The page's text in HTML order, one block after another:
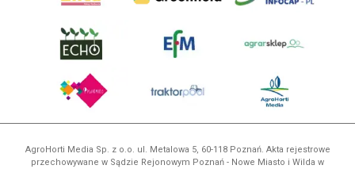
AgroHorti Media Sp. z o.o. ul. Metalowa 5, 60-118 Poznań. Akta rejestrowe
przechowywane w Sądzie Rejonowym Poznań - Nowe Miasto i Wilda w